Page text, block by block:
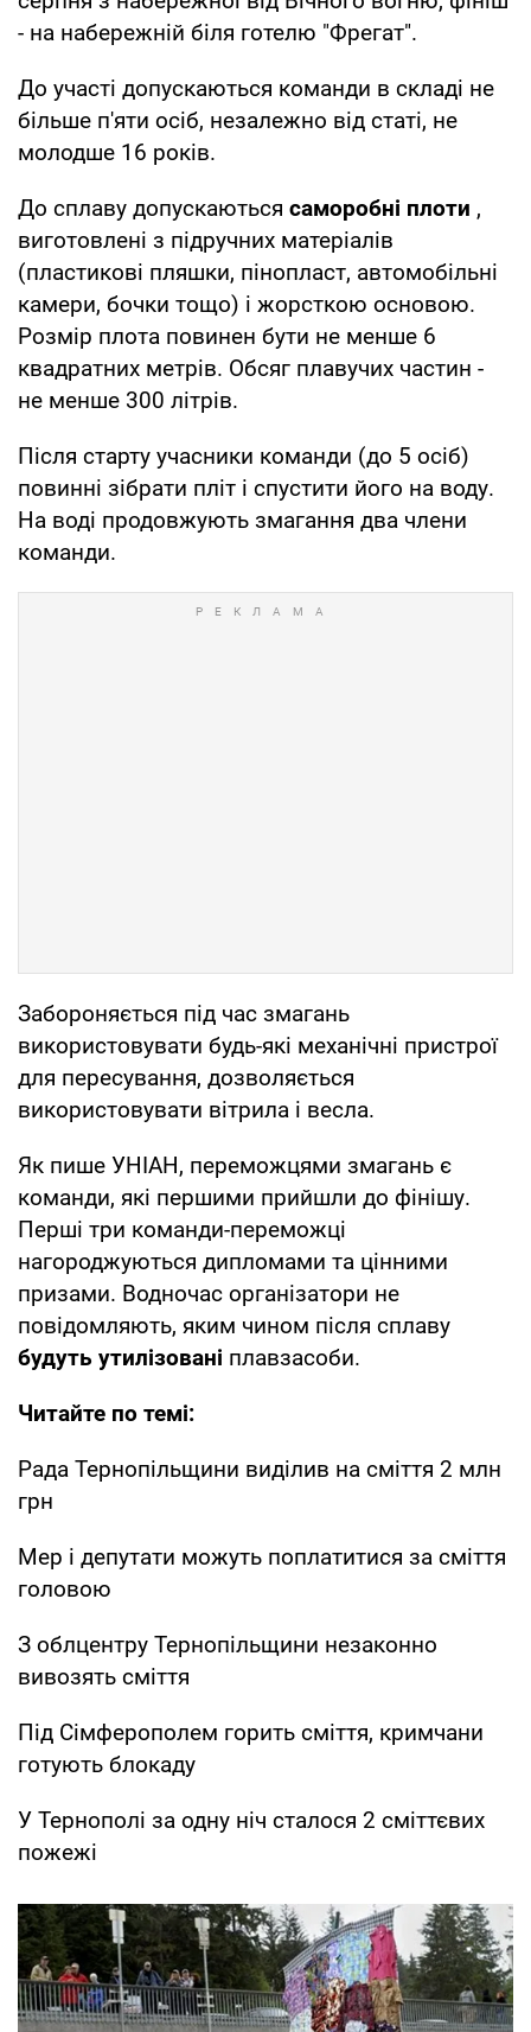
- на набережній біля готелю "Фрегат".
До участі допускаються команди в складі не
більше п'яти осіб, незалежно від статі, не
молодше 16 років.
До сплаву допускаються саморобні плоти ,
виготовлені з підручних матеріалів
(пластикові пляшки, пінопласт, автомобільні
камери, бочки тощо) і жорсткою основою.
Розмір плота повинен бути не менше 6
квадратних метрів. Обсяг плавучих частин -
не менше 300 літрів.
Після старту учасники команди (до 5 осіб)
повинні зібрати пліт і спустити його на воду.
На воді продовжують змагання два члени
команди.
Забороняється під час змагань
використовувати будь-які механічні пристрої
для пересування, дозволяється
використовувати вітрила і весла.
Як пише УНІАН, переможцями змагань є
команди, які першими прийшли до фінішу.
Перші три команди-переможці
нагороджуються дипломами та цінними
призами. Водночас організатори не
повідомляють, яким чином після сплаву
будуть утилізовані плавзасоби.
Читайте по темі:
Рада Тернопільщини виділив на сміття 2 млн
грн
Мер і депутати можуть поплатитися за сміття
головою
З облцентру Тернопільщини незаконно
вивозять сміття
Під Сімферополем горить сміття, кримчани
готують блокаду
У Тернополі за одну ніч сталося 2 сміттєвих
пожежі